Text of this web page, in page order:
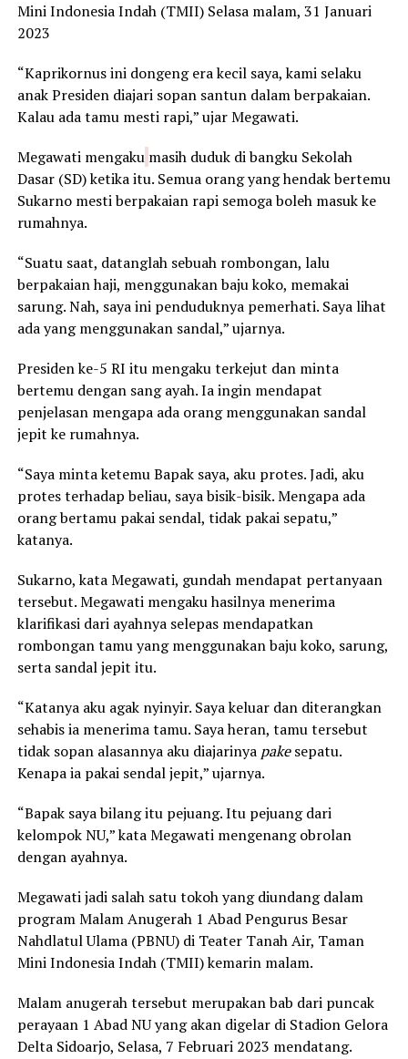
Mini Indonesia Indah (TMII) Selasa malam, 31 Januari
2023
“Kaprikornus ini dongeng era kecil saya, kami selaku
anak Presiden diajari sopan santun dalam berpakaian.
Kalau ada tamu mesti rapi,” ujar Megawati.
Megawati mengaku masih duduk di bangku Sekolah
Dasar (SD) ketika itu. Semua orang yang hendak bertemu
Sukarno mesti berpakaian rapi semoga boleh masuk ke
rumahnya.
“Suatu saat, datanglah sebuah rombongan, lalu
berpakaian haji, menggunakan baju koko, memakai
sarung. Nah, saya ini penduduknya pemerhati. Saya lihat
ada yang menggunakan sandal,” ujarnya.
Presiden ke-5 RI itu mengaku terkejut dan minta
bertemu dengan sang ayah. Ia ingin mendapat
penjelasan mengapa ada orang menggunakan sandal
jepit ke rumahnya.
“Saya minta ketemu Bapak saya, aku protes. Jadi, aku
protes terhadap beliau, saya bisik-bisik. Mengapa ada
orang bertamu pakai sendal, tidak pakai sepatu,”
katanya.
Sukarno, kata Megawati, gundah mendapat pertanyaan
tersebut. Megawati mengaku hasilnya menerima
klarifikasi dari ayahnya selepas mendapatkan
rombongan tamu yang menggunakan baju koko, sarung,
serta sandal jepit itu.
“Katanya aku agak nyinyir. Saya keluar dan diterangkan
sehabis ia menerima tamu. Saya heran, tamu tersebut
tidak sopan alasannya aku diajarinya pakesepatu.
Kenapa ia pakai sendal jepit,” ujarnya.
“Bapak saya bilang itu pejuang. Itu pejuang dari
kelompok NU,” kata Megawati mengenang obrolan
dengan ayahnya.
Megawati jadi salah satu tokoh yang diundang dalam
program Malam Anugerah 1 Abad Pengurus Besar
Nahdlatul Ulama (PBNU) di Teater Tanah Air, Taman
Mini Indonesia Indah (TMII) kemarin malam.
Malam anugerah tersebut merupakan bab dari puncak
perayaan 1 Abad NU yang akan digelar di Stadion Gelora
Delta Sidoarjo, Selasa, 7 Februari 2023 mendatang.